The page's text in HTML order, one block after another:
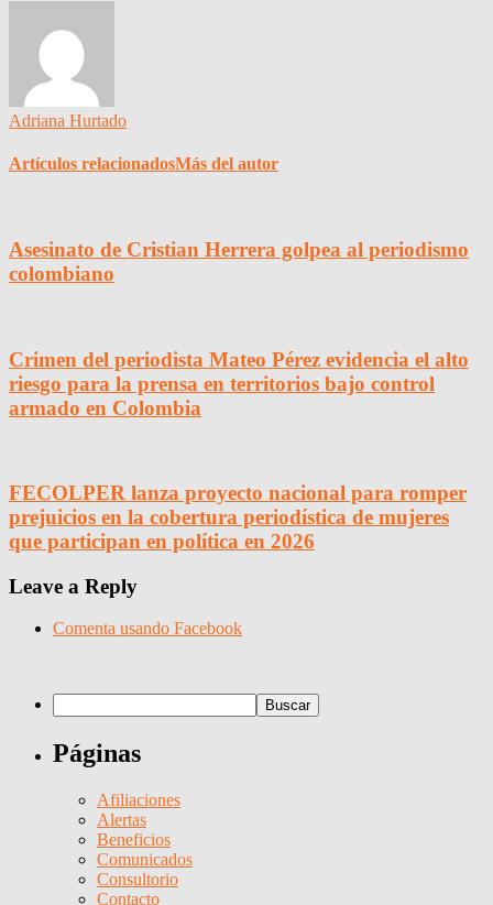
Adriana Hurtado
Artículos relacionadosMás del autor
Asesinato de Cristian Herrera golpea al periodismo
colombiano
Crimen del periodista Mateo Pérez evidencia el alto
riesgo para la prensa en territorios bajo control
armado en Colombia
FECOLPER lanza proyecto nacional para romper
prejuicios en la cobertura periodística de mujeres
que participan en política en 2026
Leave a Reply
Comenta usando Facebook
Páginas
Afiliaciones
Alertas
Beneficios
Comunicados
Consultorio
Contacto